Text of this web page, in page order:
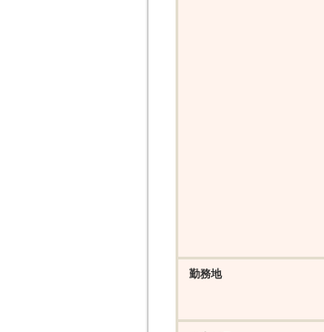
勤務地